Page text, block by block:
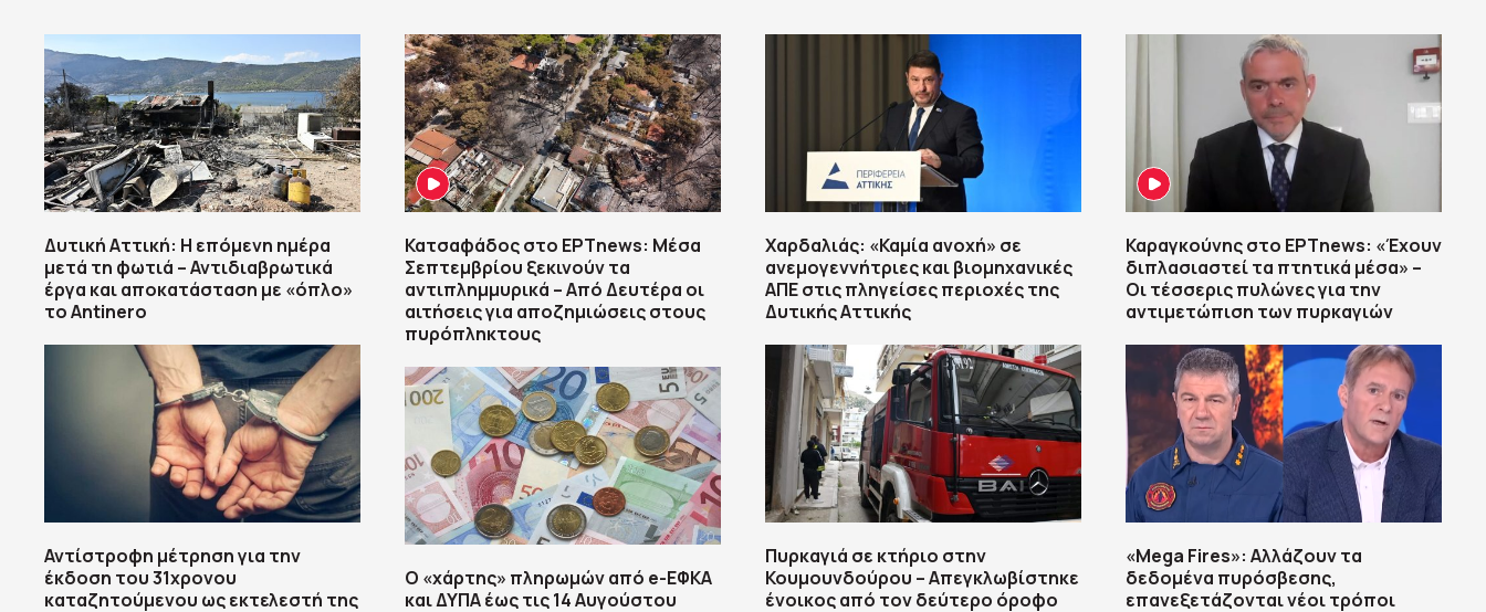
Δυτική Αττική: Η επόμενη ημέρα
μετά τη φωτιά – Αντιδιαβρωτικά
έργα και αποκατάσταση με «όπλο»
το Antinero
Αντίστροφη μέτρηση για την
έκδοση του 31χρονου
καταζητούμενου ως εκτελεστή της
Κατσαφάδος στο ΕΡΤnews: Μέσα
Σεπτεμβρίου ξεκινούν τα
αντιπλημμυρικά – Από Δευτέρα οι
αιτήσεις για αποζημιώσεις στους
πυρόπληκτους
Ο «χάρτης» πληρωμών από e-ΕΦΚΑ
και ΔΥΠΑ έως τις 14 Αυγούστου
Χαρδαλιάς: «Καμία ανοχή» σε
ανεμογεννήτριες και βιομηχανικές
ΑΠΕ στις πληγείσες περιοχές της
Δυτικής Αττικής
Πυρκαγιά σε κτήριο στην
Κουμουνδούρου – Απεγκλωβίστηκε
ένοικος από τον δεύτερο όροφο
Καραγκούνης στο ΕΡΤnews: «Έχουν
διπλασιαστεί τα πτητικά μέσα» –
Οι τέσσερις πυλώνες για την
αντιμετώπιση των πυρκαγιών
«Mega Fires»: Αλλάζουν τα
δεδομένα πυρόσβεσης,
επανεξετάζονται νέοι τρόποι